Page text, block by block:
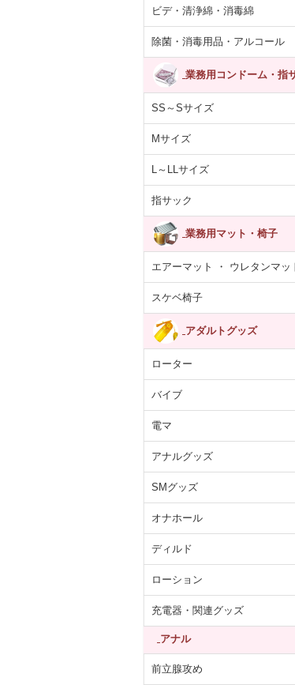
ビデ・清浄綿・消毒綿
除菌・消毒用品・アルコール
業務用コンドーム・指
SS～Sサイズ
Mサイズ
L～LLサイズ
指サック
業務用マット・椅子
エアーマット ・ ウレタンマッ
スケベ椅子
アダルトグッズ
ローター
バイブ
電マ
アナルグッズ
SMグッズ
オナホール
ディルド
ローション
充電器・関連グッズ
アナル
前立腺攻め
【医薬部外品】薬用
泡 NOTクリーン…
(税抜)
紙コップ 7オンス
(205ml)100個入り